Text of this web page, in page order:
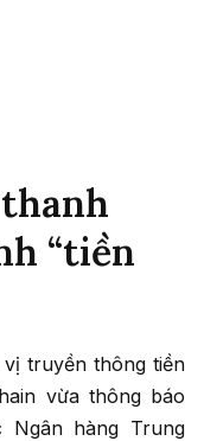
“tiền
truyền thông tiền
vừa thông báo
Ngân hàng Trung